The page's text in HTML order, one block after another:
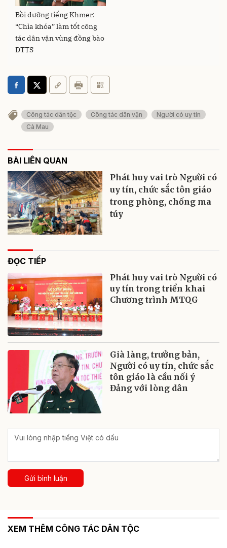
Bồi dưỡng tiếng Khmer:
“Chìa khóa” làm tốt công
tác dân vận vùng đồng bào
DTTS
Công tác dân tộc Công tác dân vận
Người có uy tín
Cà Mau
BÀI LIÊN QUAN
Phát huy vai trò Người có
uy tín, chức sắc tôn giáo
trong phòng, chống ma
túy
ĐỌC TIẾP
Phát huy vai trò Người có
uy tín trong triển khai
Chương trình MTQG
Già làng, trưởng bản,
Người có uy tín, chức sắc
tôn giáo là cầu nối ý
Đảng với lòng dân
Gửi bình luận
XEM THÊM CÔNG TÁC DÂN TỘC